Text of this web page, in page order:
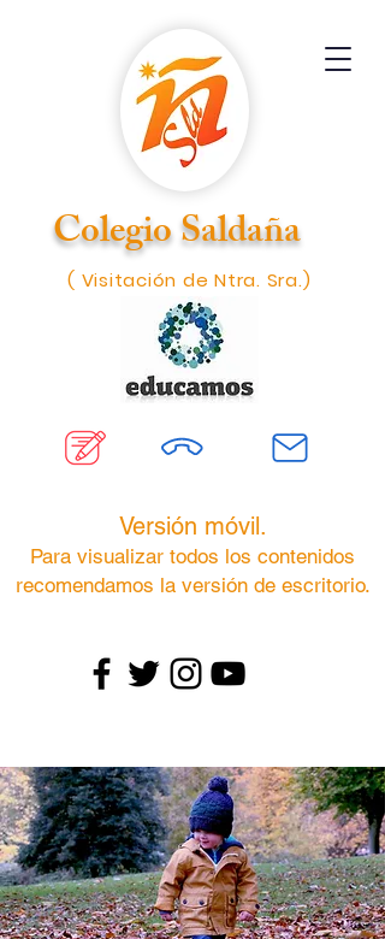
Colegio Saldaña
( Visitación de Ntra. Sra.)
Versión móvil.
Para visualizar todos los contenidos
recomendamos la versión de escritorio.